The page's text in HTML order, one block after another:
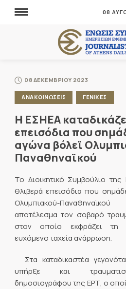
08
08 ΔΕΚΕΜΒΡΙΟΥ 2023
ΑΝΑΚΟΙΝΩΣΕΙΣ ΓΕΝΙΚΕΣ
Η ΕΣΗΕΑ
επεισόδια που
αγώνα βόλεϊ
Παναθηναϊκού
Το Διοικητικό Συμβούλιο της
θλιβερά επεισόδια που
Ολυμπιακού-
αποτέλεσμα τον σοβαρό
στον οποίο εκφράζει τη
ευχόμενο ταχεία ανάρρωση.
Στα καταδικαστέα
υπήρξε και
δημοσιογράφου της ΕΡΤ, ο